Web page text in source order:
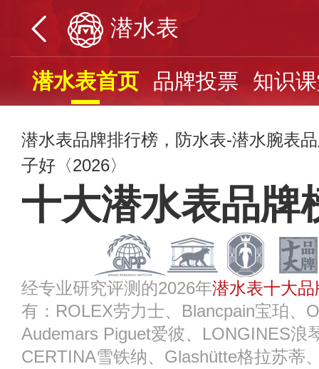
潜水表
潜水表首页 品牌投票 知识
潜水表品牌排行榜，防水表-潜水腕表
子好〈2026〉
十大潜水表品牌
经专业研究评测的2026年潜水表十大
有：ROLEX劳力士、Blancpain宝珀、
Audemars Piguet爱彼、LONGINES浪
CERTINA雪铁纳、Glashütte格拉苏蒂